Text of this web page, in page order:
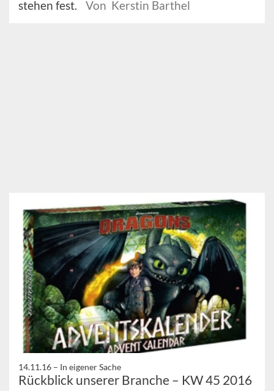
stehen fest. Von Kerstin Barthel
14.11.16 – In eigener Sache
Rückblick unserer Branche – KW 45 2016